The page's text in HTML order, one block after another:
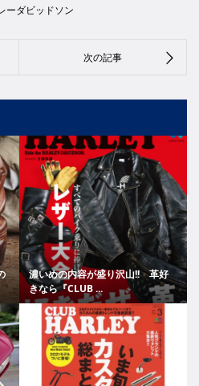
ーダビッドソン
濃いめの内容が盛り沢山!! 革好
きなら『CLUB ...